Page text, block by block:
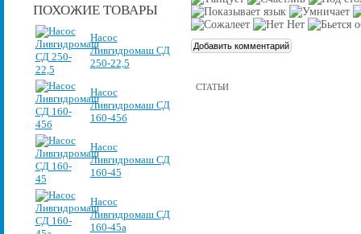
ПОХОЖИЕ ТОВАРЫ
Насос
Ливгидромаш СД
250-22,5
Насос
Ливгидромаш СД
160-45б
Насос
Ливгидромаш СД
160-45
Насос
Ливгидромаш СД
160-45а
СТАТЬИ